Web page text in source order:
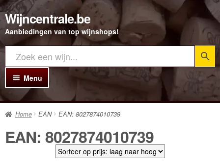
Ga
door
naar
navigatie
Ga
direct
naar
inhoud
Wijncentrale.be
Aanbiedingen van top wijnshops!
Menu
Home
Alle Wijnen
Rode wijn
Witte wijn
Home EAN EAN: 8027874010739
EAN: 8027874010739